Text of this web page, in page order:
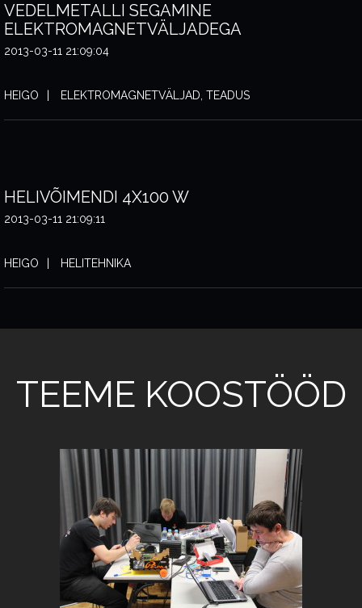
VEDELMETALLI SEGAMINE
ELEKTROMAGNETVÄLJADEGA
2013-03-11 21:09:04
HEIGO ELEKTROMAGNETVÄLJAD, TEADUS
HELIVÕIMENDI 4X100 W
2013-03-11 21:09:11
HEIGO HELITEHNIKA
TEEME KOOSTÖÖD